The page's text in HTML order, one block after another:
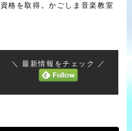
格を取得。かごしま音楽教室
＼ 最新情報をチェック ／